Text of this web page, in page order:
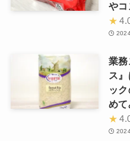
や
★
業務
ス
ッ
めて
★